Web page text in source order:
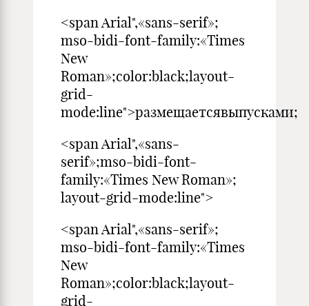
<span Arial",«sans-serif»;
mso-bidi-font-family:«Times
New
Roman»;color:black;layout-
grid-
mode:line">размещаетсявыпусками;
<span Arial",«sans-
serif»;mso-bidi-font-
family:«Times New Roman»;
layout-grid-mode:line">
<span Arial",«sans-serif»;
mso-bidi-font-family:«Times
New
Roman»;color:black;layout-
grid-